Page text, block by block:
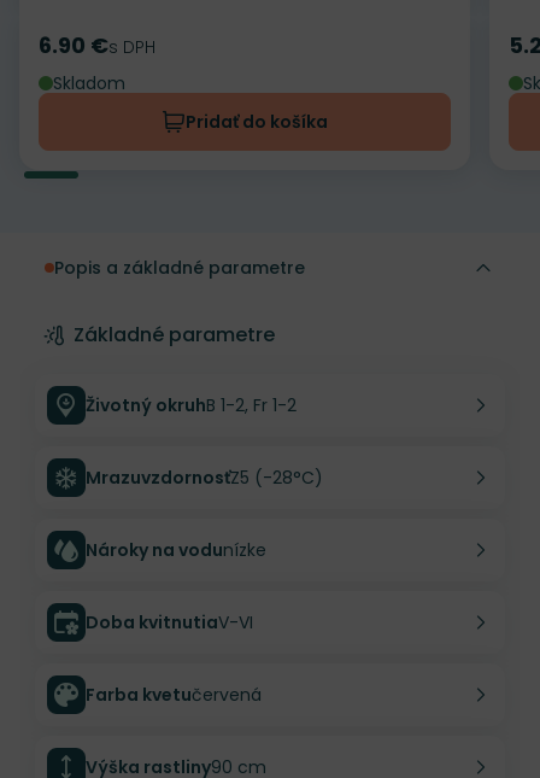
Cena
6.90 €s DPH
Skladom
Pridať do košíka
Popis a základné parametre
Základné parametre
Životný okruhB 1-2, Fr 1-2
MrazuvzdornosťZ5 (-28°C)
Nároky na vodunízke
Doba kvitnutiaV-VI
Farba kvetučervená
Výška rastliny90 cm